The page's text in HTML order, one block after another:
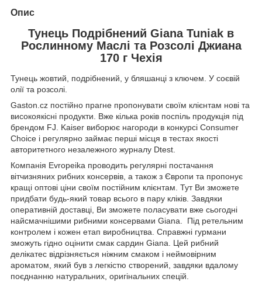
Опис
Тунець Подрібнений Giana Tuniak в
Рослинному Маслі та Розсолі Джиана
170 г Чехія
Тунець жовтий, подрібнений, у бляшанці з ключем. У соєвій
олії та розсолі.
Gaston.cz постійно прагне пропонувати своїм клієнтам нові та
високоякісні продукти. Вже кілька років поспіль продукція під
брендом FJ. Kaiser виборює нагороди в конкурсі Consumer
Choice і регулярно займає перші місця в тестах якості
авторитетного незалежного журналу Dtest.
Компанія Evropeika проводить регулярні постачання
вітчизняних рибних консервів, а також з Європи та пропонує
кращі оптові ціни своїм постійним клієнтам. Тут Ви зможете
придбати будь-який товар всього в пару кліків. Завдяки
оперативній доставці, Ви зможете поласувати вже сьогодні
найсмачнішими рибними консервами Giana. Під ретельним
контролем і кожен етап виробництва. Справжні гурмани
зможуть гідно оцінити смак сардин Giana. Цей рибний
делікатес відрізняється ніжним смаком і неймовірним
ароматом, який був з легкістю створений, завдяки вдалому
поєднанню натуральних, оригінальних спецій.